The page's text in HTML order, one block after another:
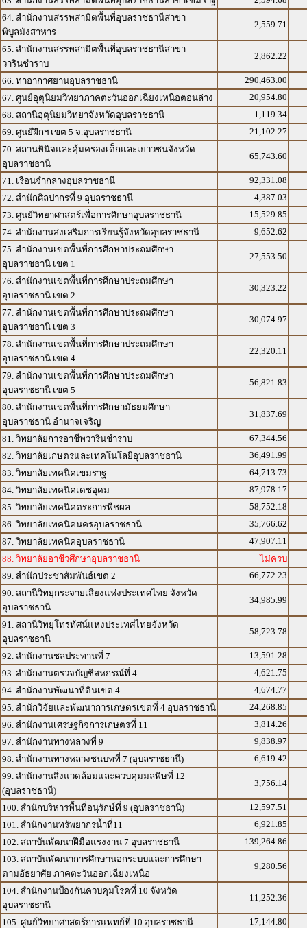
64. สำนักงานสรรพสามิตพื้นที่อุบลราชธานีสาขา
พิบูลมังสาหาร
2,559.71
65. สำนักงานสรรพสามิตพื้นที่อุบลราชธานีสาขา
วารินชำราบ
2,862.22
66. ท่าอากาศยานอุบลราชธานี
290,463.00
67. ศูนย์อุตุนิยมวิทยาภาคตะวันออกเฉียงเหนือตอนล่าง
20,954.80
68. สถานีอุตุนิยมวิทยาจังหวัดอุบลราชธานี
1,119.34
69. ศูนย์ฝึกฯ เขต 5 จ.อุบลราชธานี
21,102.27
70. สถานพินิจและคุ้มครองเด็กและเยาวชนจังหวัด
อุบลราชธานี
65,743.60
71. เรือนจำกลางอุบลราชธานี
92,331.08
72. สำนักศิลปากรที่ 9 อุบลราชธานี
4,387.03
73. ศูนย์วิทยาศาสตร์เพื่อการศึกษาอุบลราชธานี
15,529.85
74. สำนักงานส่งเสริมการเรียนรู้จังหวัดอุบลราชธานี
9,652.62
75. สำนักงานเขตพื้นที่การศึกษาประถมศึกษา
อุบลราชธานี เขต 1
27,553.50
76. สำนักงานเขตพื้นที่การศึกษาประถมศึกษา
อุบลราชธานี เขต 2
30,323.22
77. สำนักงานเขตพื้นที่การศึกษาประถมศึกษา
อุบลราชธานี เขต 3
30,074.97
78. สำนักงานเขตพื้นที่การศึกษาประถมศึกษา
อุบลราชธานี เขต 4
22,320.11
79. สำนักงานเขตพื้นที่การศึกษาประถมศึกษา
อุบลราชธานี เขต 5
56,821.83
80. สำนักงานเขตพื้นที่การศึกษามัธยมศึกษา
อุบลราชธานี อำนาจเจริญ
31,837.69
81. วิทยาลัยการอาชีพวารินชำราบ
67,344.56
82. วิทยาลัยเกษตรและเทคโนโลยีอุบลราชธานี
36,491.99
83. วิทยาลัยเทคนิคเขมราฐ
64,713.73
84. วิทยาลัยเทคนิคเดชอุดม
87,978.17
85. วิทยาลัยเทคนิคตระการพืชผล
58,752.18
86. วิทยาลัยเทคนิคนครอุบลราชธานี
35,766.62
87. วิทยาลัยเทคนิคอุบลราชธานี
47,907.11
88. วิทยาลัยอาชีวศึกษาอุบลราชธานี
ไม่ครบ
89. สำนักประชาสัมพันธ์เขต 2
66,772.23
90. สถานีวิทยุกระจายเสียงแห่งประเทศไทย จังหวัด
อุบลราชธานี
34,985.99
91. สถานีวิทยุโทรทัศน์แห่งประเทศไทยจังหวัด
อุบลราชธานี
58,723.78
92. สำนักงานชลประทานที่ 7
13,591.28
93. สำนักงานตรวจบัญชีสหกรณ์ที่ 4
4,621.75
94. สำนักงานพัฒนาที่ดินเขต 4
4,674.77
95. สำนักวิจัยและพัฒนาการเกษตรเขตที่ 4 อุบลราชธานี
24,268.85
96. สำนักงานเศรษฐกิจการเกษตรที่ 11
3,814.26
97. สำนักงานทางหลวงที่ 9
9,838.97
98. สำนักงานทางหลวงชนบทที่ 7 (อุบลราชธานี)
6,619.42
99. สำนักงานสิ่งแวดล้อมและควบคุมมลพิษที่ 12
(อุบลราชธานี)
3,756.14
100. สำนักบริหารพื้นที่อนุรักษ์ที่ 9 (อุบลราชธานี)
12,597.51
101. สำนักงานทรัพยากรน้ำที่11
6,921.85
102. สถาบันพัฒนาฝีมือแรงงาน 7 อุบลราชธานี
139,264.86
103. สถาบันพัฒนาการศึกษานอกระบบและการศึกษา
ตามอัธยาศัย ภาคตะวันออกเฉียงเหนือ
9,280.56
104. สำนักงานป้องกันควบคุมโรคที่ 10 จังหวัด
อุบลราชธานี
11,252.36
105. ศูนย์วิทยาศาสตร์การแพทย์ที่ 10 อุบลราชธานี
17,144.80